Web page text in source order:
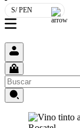
S/ PEN